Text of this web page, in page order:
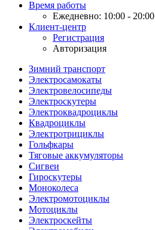
Время работы
Ежедневно: 10:00 - 20:00
Клиент-центр
Регистрация
Авторизация
Зимний транспорт
Электросамокаты
Электровелосипеды
Электроскутеры
Электроквадроциклы
Квадроциклы
Электротрициклы
Гольфкары
Тяговые аккумуляторы
Сигвеи
Гироскутеры
Моноколеса
Электромотоциклы
Мотоциклы
Электроскейты